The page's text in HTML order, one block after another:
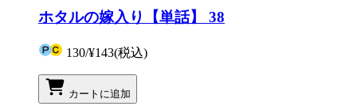
ホタルの嫁入り【単話】 38
130/¥143(税込)
カートに追加